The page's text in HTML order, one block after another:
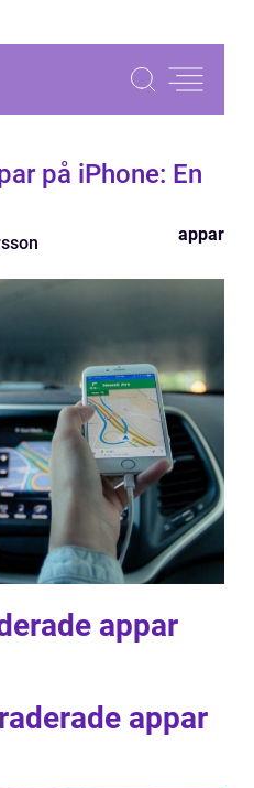
på iPhone: En
appar
appar
appar